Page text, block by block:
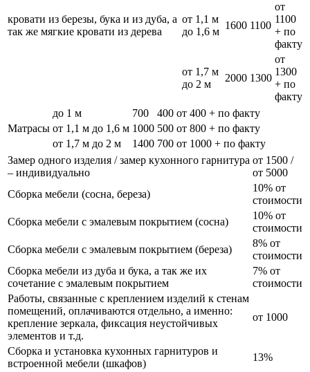
кровати из березы, бука и из дуба, а
так же мягкие кровати из дерева
от 1,1 м
до 1,6 м
1600 1100
от
1100
+ по
факту
от 1,7 м
до 2 м
2000 1300
от
1300
+ по
факту
Матрасы
до 1 м 700 400 от 400 + по факту
от 1,1 м до 1,6 м 1000 500 от 800 + по факту
от 1,7 м до 2 м
1400 700 от 1000 + по факту
Замер одного изделия / замер кухонного гарнитура
– индивидуально
от 1500 /
от 5000
Сборка мебели (сосна, береза)
10% от
стоимости
Сборка мебели с эмалевым покрытием (сосна)
10% от
стоимости
Сборка мебели с эмалевым покрытием (береза)
8% от
стоимости
Сборка мебели из дуба и бука, а так же их
сочетание с эмалевым покрытием
7% от
стоимости
Работы, связанные с креплением изделий к стенам
помещений, оплачиваются отдельно, а именно:
крепление зеркала, фиксация неустойчивых
элементов и т.д.
от 1000
Сборка и установка кухонных гарнитуров и
встроенной мебели (шкафов)
13%